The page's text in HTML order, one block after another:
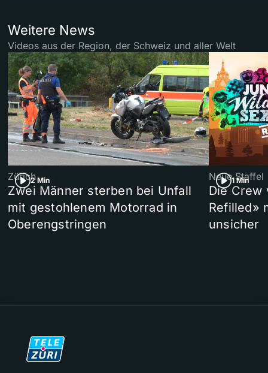
Weitere News
Videos aus der Region, der Schweiz und aller Welt
2 Min
Zürich
Zwei Männer sterben bei Unfall
mit gestohlenem Motorrad in
Oberengstringen
1 Min
Neue Staffel
Die Crew
Refilled»
unsicher